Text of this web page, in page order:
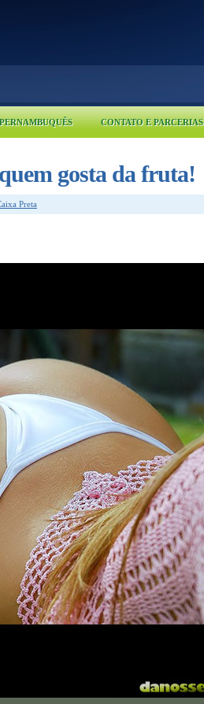
CONTATO E PARCERIAS
gosta da fruta!
Preta